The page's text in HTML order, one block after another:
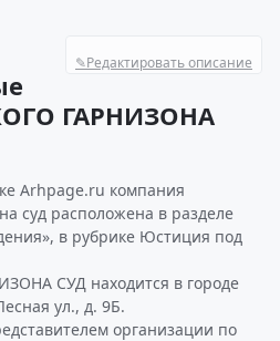
✎Редактировать описание
ГАРНИЗОНА
Arhpage.ru компания
суд расположена в разделе
в рубрике Юстиция под
СУД находится в городе
ул., д. 9Б.
организации по